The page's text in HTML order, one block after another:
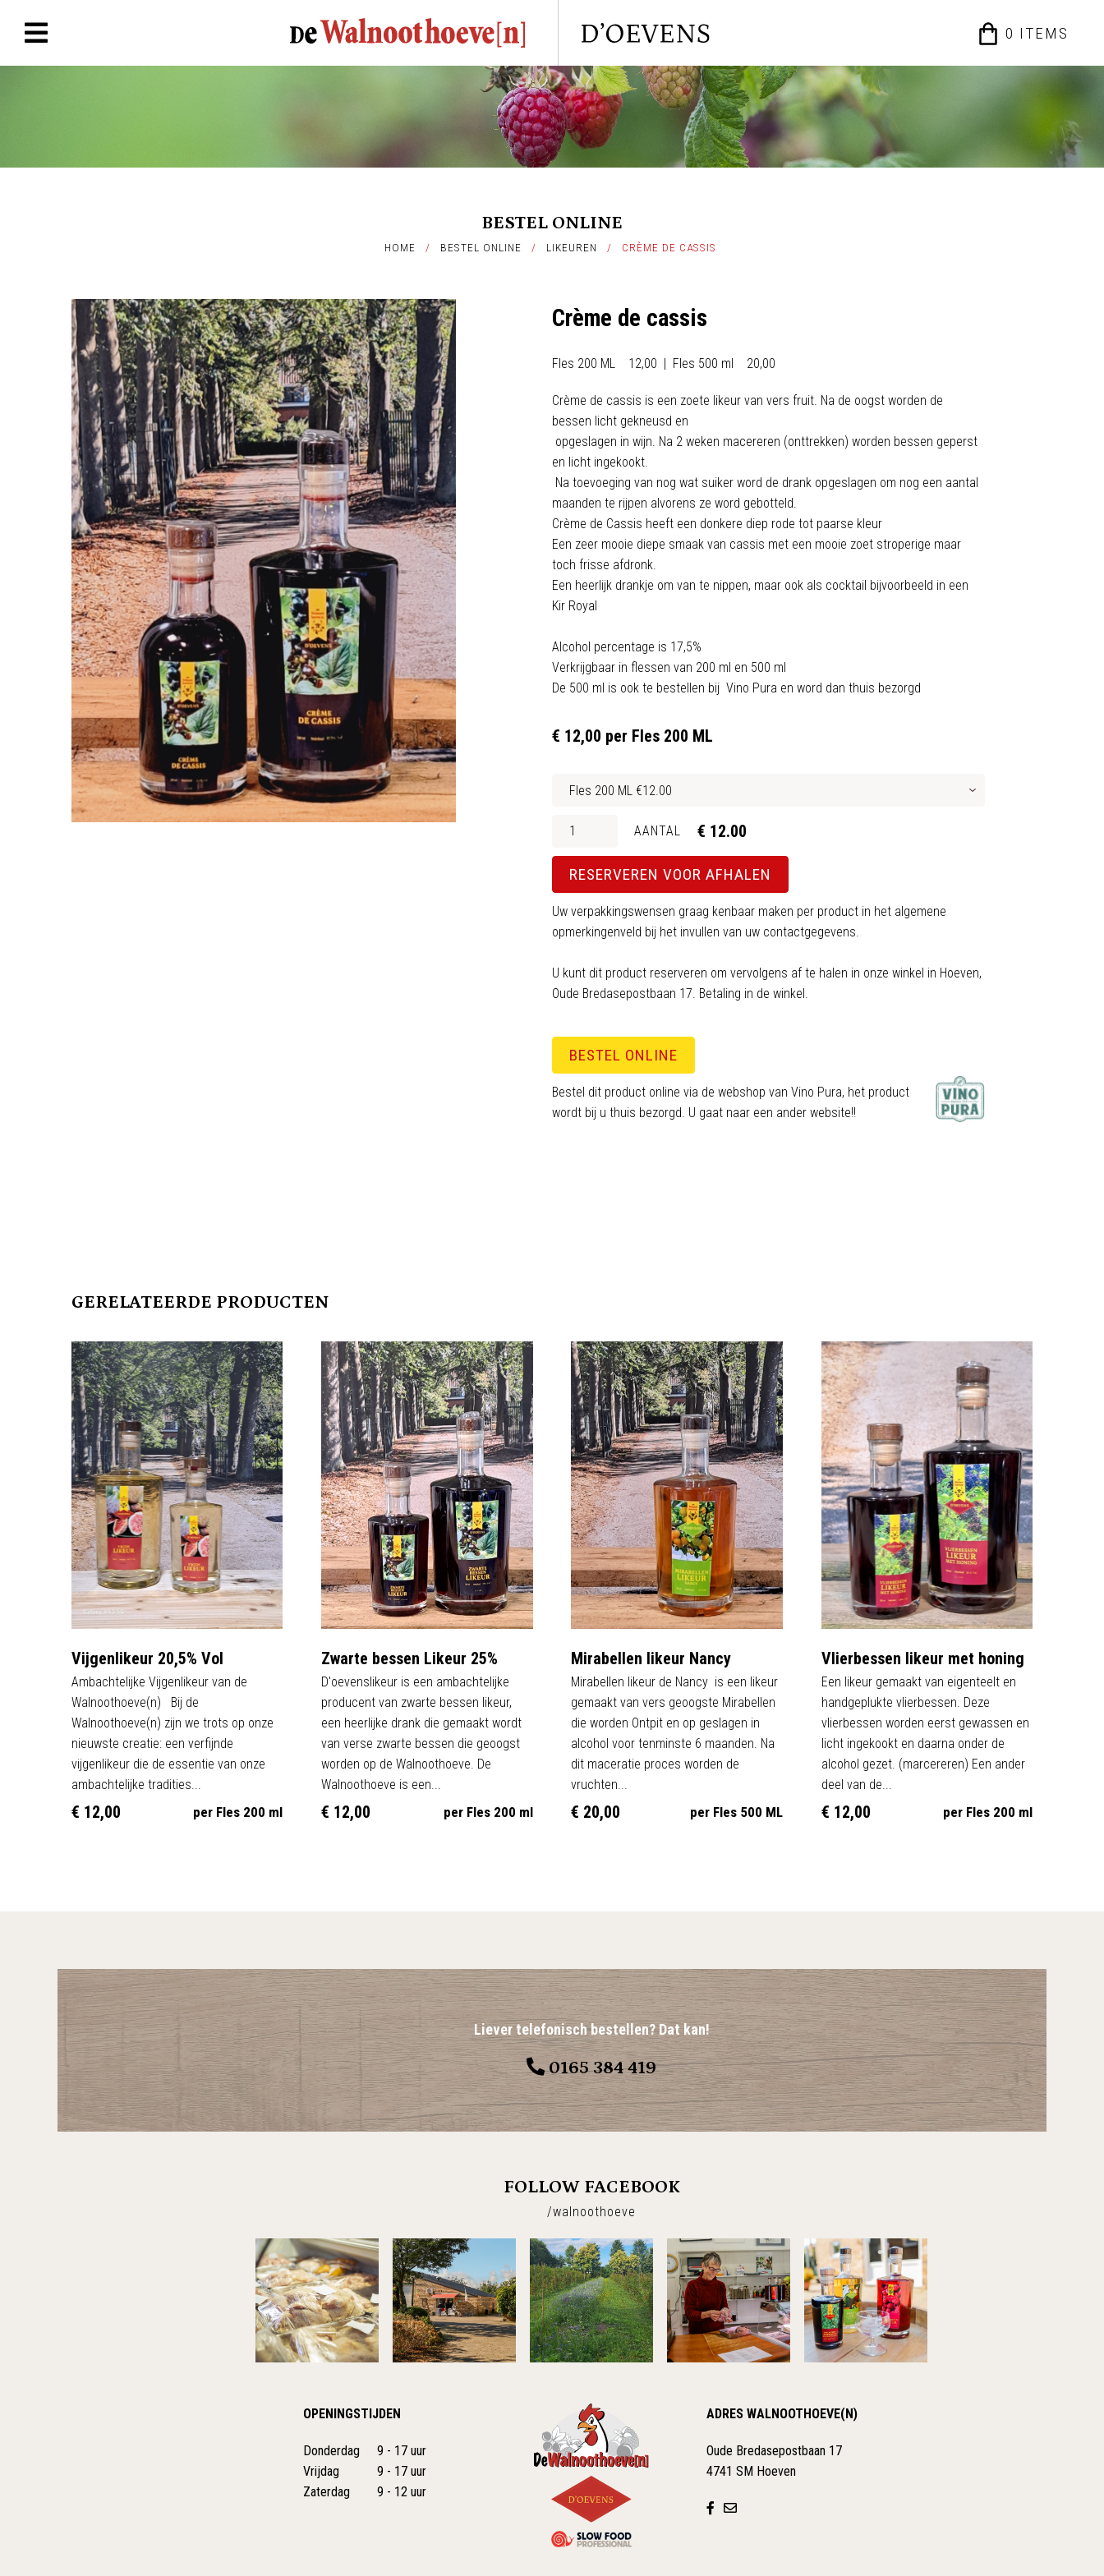
0 ITEM S
BESTEL ONLINE
HOME / BESTEL ONLINE / LIKEUREN / CRÈME DE CASSIS
Crème de cassis
Fles 200 ML 12,00 | Fles 500 ml 20,00
Crème de cassis is een zoete likeur van vers fruit. Na de oogst worden de
bessen licht gekneusd en
opgeslagen in wijn. Na 2 weken macereren (onttrekken) worden bessen geperst
en licht ingekookt.
Na toevoeging van nog wat suiker word de drank opgeslagen om nog een aantal
maanden te rijpen alvorens ze word gebotteld.
Crème de Cassis heeft een donkere diep rode tot paarse kleur
Een zeer mooie diepe smaak van cassis met een mooie zoet stroperige maar
toch frisse afdronk.
Een heerlijk drankje om van te nippen, maar ook als cocktail bijvoorbeeld in een
Kir Royal
Alcohol percentage is 17,5%
Verkrijgbaar in flessen van 200 ml en 500 ml
De 500 ml is ook te bestellen bij Vino Pura en word dan thuis bezorgd
€ 12,00 per Fles 200 ML
AANTAL € 12.00
RESERVEREN VOOR AFHALEN
Uw verpakkingswensen graag kenbaar maken per product in het algemene
opmerkingenveld bij het invullen van uw contactgegevens.
U kunt dit product reserveren om vervolgens af te halen in onze winkel in Hoeven,
Oude Bredasepostbaan 17. Betaling in de winkel.
BESTEL ONLINE
Bestel dit product online via de webshop van Vino Pura, het product
wordt bij u thuis bezorgd. U gaat naar een ander website!!
GERELATEERDE PRODUCTEN
Vijgenlikeur 20,5% Vol
Ambachtelijke Vijgenlikeur van de
Walnoothoeve(n) Bij de
Walnoothoeve(n) zijn we trots op onze
nieuwste creatie: een verfijnde
vijgenlikeur die de essentie van onze
ambachtelijke tradities...
€ 12,00 per Fles 200 ml
Zwarte bessen Likeur 25%
D'oevenslikeur is een ambachtelijke
producent van zwarte bessen likeur,
een heerlijke drank die gemaakt wordt
van verse zwarte bessen die geoogst
worden op de Walnoothoeve. De
Walnoothoeve is een...
€ 12,00 per Fles 200 ml
Mirabellen likeur Nancy
Mirabellen likeur de Nancy is een likeur
gemaakt van vers geoogste Mirabellen
die worden Ontpit en op geslagen in
alcohol voor tenminste 6 maanden. Na
dit maceratie proces worden de
vruchten...
€ 20,00 per Fles 500 ML
Vlierbessen likeur met honing
Een likeur gemaakt van eigenteelt en
handgeplukte vlierbessen. Deze
vlierbessen worden eerst gewassen en
licht ingekookt en daarna onder de
alcohol gezet. (marcereren) Een ander
deel van de...
€ 12,00 per Fles 200 ml
Liever telefonisch bestellen? Dat kan!
0165 384 419
FOLLOW FACEBOOK
/walnoothoeve
OPENINGSTIJDEN
Donderdag
9 - 17 uur
Vrijdag
9 - 17 uur
Zaterdag
9 - 12 uur
ADRES WALNOOTHOEVE(N)
Oude Bredasepostbaan 17
4741 SM Hoeven